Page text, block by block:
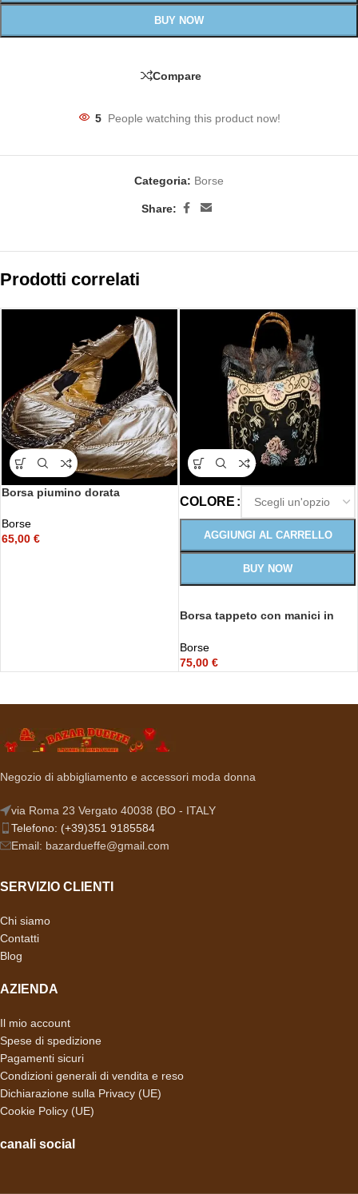
BUY NOW
Compare
5 People watching this product now!
Categoria: Borse
Share:
Prodotti correlati
Borsa piumino dorata
Borse
65,00 €
COLORE
AGGIUNGI AL CARRELLO
BUY NOW
Borsa tappeto con manici in
Borse
75,00 €
Negozio di abbigliamento e accessori moda donna
via Roma 23 Vergato 40038 (BO - ITALY
Telefono: (+39)351 9185584
Email: bazardueffe@gmail.com
SERVIZIO CLIENTI
Chi siamo
Contatti
Blog
AZIENDA
Il mio account
Spese di spedizione
Pagamenti sicuri
Condizioni generali di vendita e reso
Dichiarazione sulla Privacy (UE)
Cookie Policy (UE)
canali social